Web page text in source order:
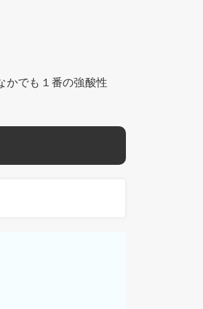
かでも１番の強酸性